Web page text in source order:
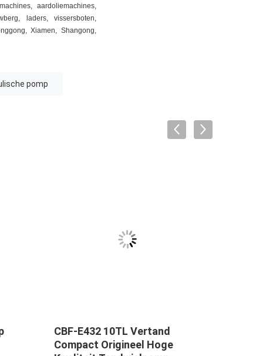
aardoliemachines,
laders, vissersboten,
Xiamen, Shangong,
pomp
CBF-E432 10TL Vertand
Compact Origineel Hoge